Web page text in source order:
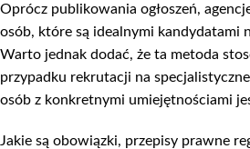
Oprócz publikowania ogłoszeń,
osób, które są idealnymi kandydatami
Warto jednak dodać, że ta metoda
przypadku rekrutacji na
osób z konkretnymi umiejętnościami
Jakie są obowiązki, przepisy prawne